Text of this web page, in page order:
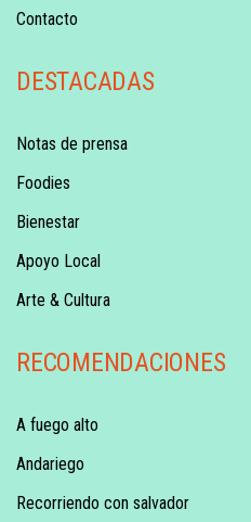
Contacto
DESTACADAS
Notas de prensa
Foodies
Bienestar
Apoyo Local
Arte & Cultura
RECOMENDACIONES
A fuego alto
Andariego
Recorriendo con salvador